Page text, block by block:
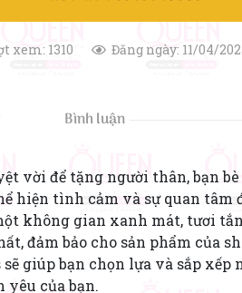
xem: 1310 Đăng ngày: 11/04/
Bình luận
vời để tặng người thân, bạn
hiện tình cảm và sự quan tâm
không gian xanh mát, tươi
đảm bảo cho sản phẩm của
giúp bạn chọn lựa và sắp xếp
của bạn.